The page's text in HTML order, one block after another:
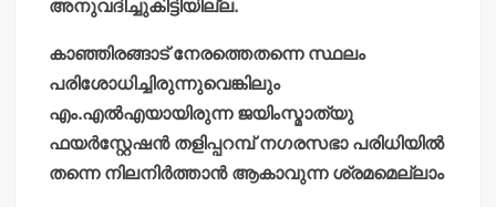
അനുവദിച്ചുകിട്ടിയില്ല.
കാഞ്ഞിരങ്ങാട് നേരത്തെതന്നെ സ്ഥലം
പരിശോധിച്ചിരുന്നുവെങ്കിലും
എം.എല്‍എയായിരുന്ന ജയിംസ്മാത്യു
ഫയര്‍‌സ്റ്റേഷന്‍ തളിപ്പറമ്പ് നഗരസഭാ പരിധിയില്‍
തന്നെ നിലനിര്‍ത്താന്‍ ആകാവുന്ന ശ്രമമെല്ലാം